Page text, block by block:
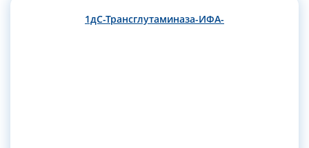
1дС-Трансглутаминаза-ИФА-